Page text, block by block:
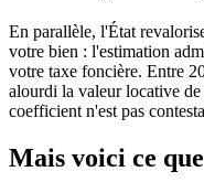
En parallèle, l'État
votre bien : l'estimation
votre taxe foncière. Entre
alourdi la valeur locative de
coefficient n'est pas
Mais voici ce